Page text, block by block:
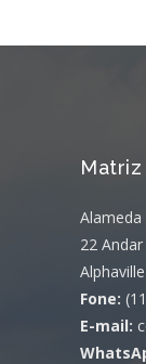
Matriz
22 Andar
Fone:
E-mail: